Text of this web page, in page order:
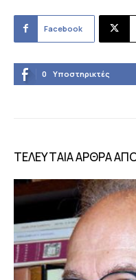
Facebook
0 Υποστηρικτές
ΤΕΛΕΥΤΑΙΑ ΑΡΘΡΑ